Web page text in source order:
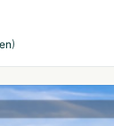
)